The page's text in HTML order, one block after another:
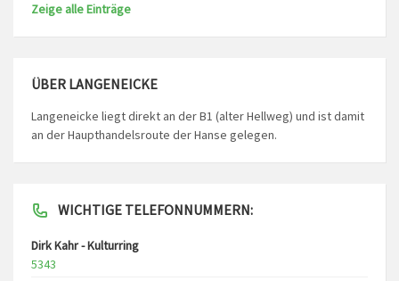
Zeige alle Einträge
ÜBER LANGENEICKE
Langeneicke liegt direkt an der B1 (alter Hellweg) und ist damit
an der Haupthandelsroute der Hanse gelegen.
WICHTIGE TELEFONNUMMERN:
Dirk Kahr - Kulturring
5343